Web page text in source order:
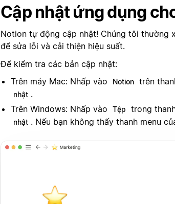
Cập nhật ứng dụng
Notion tự động cập nhật! Chúng tôi thường
để sửa lỗi và cải thiện hiệu suất.
Để kiểm tra các bản cập nhật:
Trên máy Mac: Nhấp vào
Notion trên
nhật .
Trên Windows: Nhấp vào
Tệp trong
nhật . Nếu bạn không thấy thanh menu